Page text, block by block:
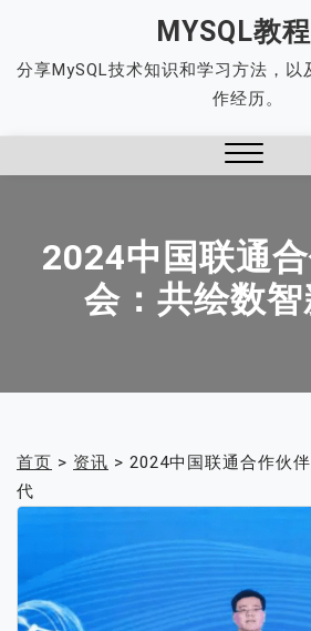
content
MYSQL教
分享MySQL技术知识和学习方法，以
作经历。
2024中国联通
会：共绘数
首页 > 资讯 > 2024中国联通合作伙
代